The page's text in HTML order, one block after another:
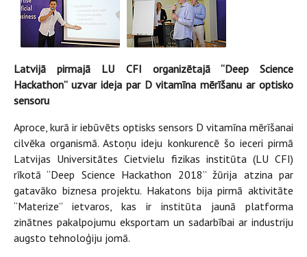
Latvijā pirmajā LU CFI organizētajā “Deep Science
Hackathon” uzvar ideja par D vitamīna mērīšanu ar optisko
sensoru
Aproce, kurā ir iebūvēts optisks sensors D vitamīna mērīšanai
cilvēka organismā. Astoņu ideju konkurencē šo ieceri pirmā
Latvijas Universitātes Cietvielu fizikas institūta (LU CFI)
rīkotā “Deep Science Hackathon 2018” žūrija atzina par
gatavāko biznesa projektu. Hakatons bija pirmā aktivitāte
“Materize” ietvaros, kas ir institūta jaunā platforma
zinātnes pakalpojumu eksportam un sadarbībai ar industriju
augsto tehnoloģiju jomā.